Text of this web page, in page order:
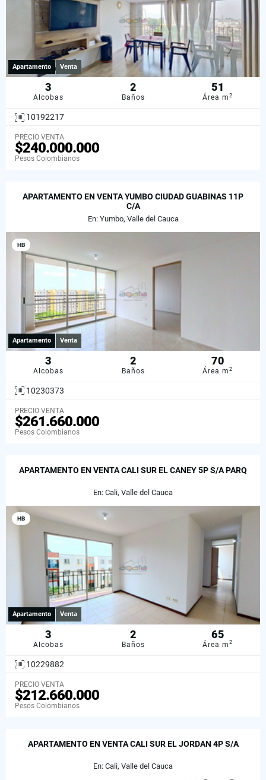
Apartamento Venta
3
Alcobas
2
Baños
51
Área m2
10192217
PRECIO VENTA
$240.000.000
Pesos Colombianos
APARTAMENTO EN VENTA YUMBO CIUDAD GUABINAS 11P
C/A
En: Yumbo, Valle del Cauca
HB
Apartamento Venta
3
Alcobas
2
Baños
70
Área m2
10230373
PRECIO VENTA
$261.660.000
Pesos Colombianos
APARTAMENTO EN VENTA CALI SUR EL CANEY 5P S/A PARQ
En: Cali, Valle del Cauca
HB
Apartamento Venta
3
Alcobas
2
Baños
65
Área m2
10229882
PRECIO VENTA
$212.660.000
Pesos Colombianos
APARTAMENTO EN VENTA CALI SUR EL JORDAN 4P S/A
En: Cali, Valle del Cauca